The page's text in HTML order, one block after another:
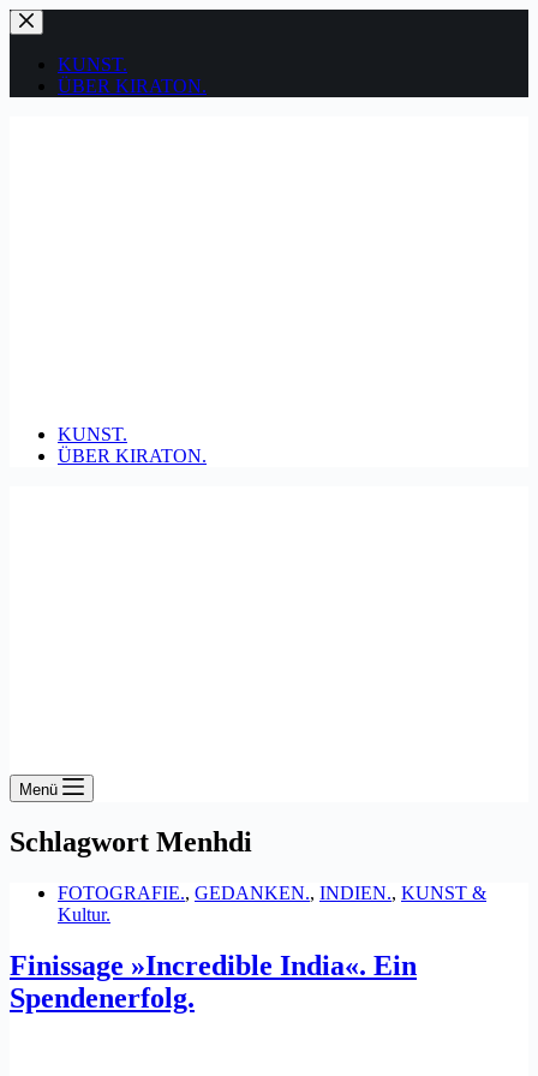
Zum
Inhalt
springenKUNST.
ÜBER KIRATON.
KUNST.
ÜBER KIRATON.
Menü
Schlagwort Menhdi
FOTOGRAFIE., GEDANKEN., INDIEN., KUNST &
Kultur.
Finissage »Incredible India«. Ein
Spendenerfolg.